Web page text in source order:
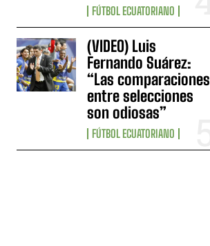
FÚTBOL ECUATORIANO
(VIDEO) Luis
Fernando Suárez:
“Las comparaciones
entre selecciones
son odiosas”
FÚTBOL ECUATORIANO